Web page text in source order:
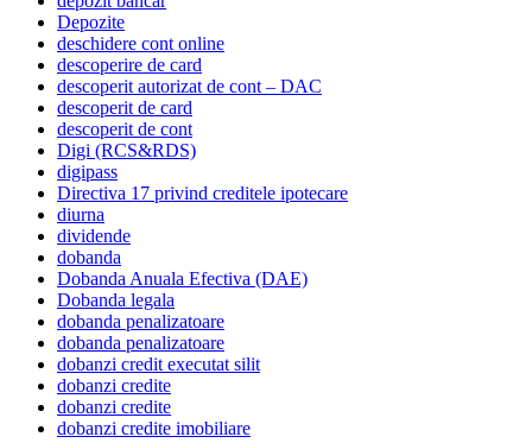
Depozite
deschidere cont online
descoperire de card
descoperit autorizat de cont – DAC
descoperit de card
descoperit de cont
Digi (RCS&RDS)
digipass
Directiva 17 privind creditele ipotecare
diurna
dividende
dobanda
Dobanda Anuala Efectiva (DAE)
Dobanda legala
dobanda penalizatoare
dobanda penalizatoare
dobanzi credit executat silit
dobanzi credite
dobanzi credite
dobanzi credite imobiliare